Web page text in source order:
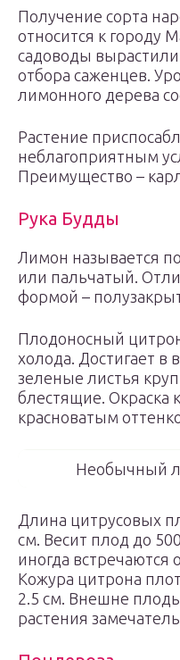
Получение сорта
относится к городу
садоводы
отбора саженцев.
лимонного дерева
Растение
неблагоприятным
Преимущество –
Рука Будды
Лимон называется
или пальчатый.
формой –
Плодоносный
холода. Достигает в
зеленые листья
блестящие. Окраска
красноватым
Необычный
Длина цитрусовых
см. Весит плод до
иногда
Кожура цитрона
2.5 см. Внешне
растения